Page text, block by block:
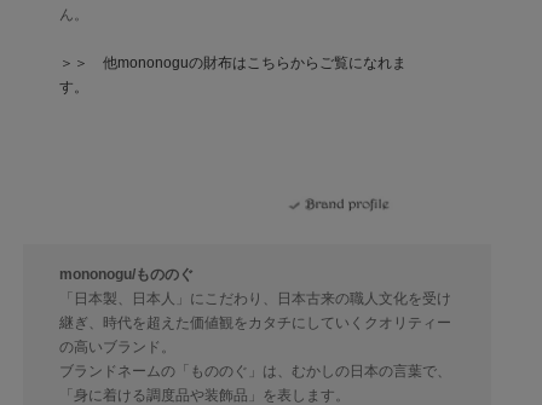
ん。
＞＞ 他mononoguの財布はこちらからご覧になれま
す。
mononogu/もののぐ
「日本製、日本人」にこだわり、日本古来の職人文化を受け
継ぎ、時代を超えた価値観をカタチにしていくクオリティー
の高いブランド。
ブランドネームの「もののぐ」は、むかしの日本の言葉で、
「身に着ける調度品や装飾品」を表します。